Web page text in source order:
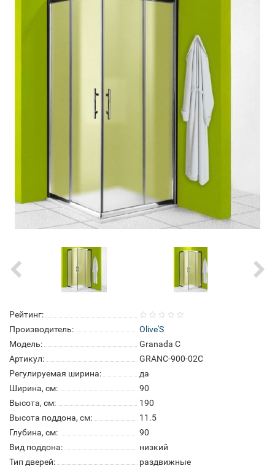
Рейтинг:
Производитель:
Olive'S
Модель:
Granada C
Артикул:
GRANC-900-02C
Регулируемая ширина:
да
Ширина, см:
90
Высота, см:
190
Высота поддона, см:
11.5
Глубина, см:
90
Вид поддона:
низкий
Тип дверей:
раздвижные